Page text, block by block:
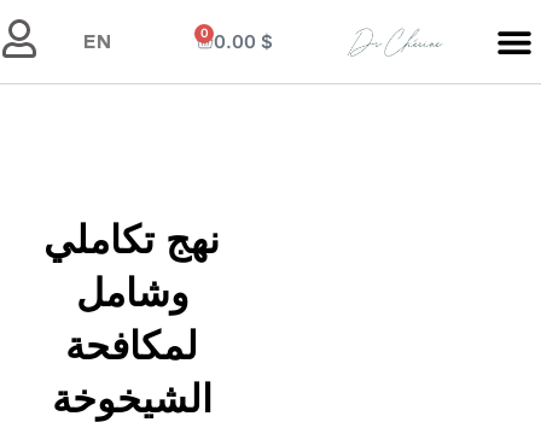
0.00 $
0
EN
نهج تكاملي
وشامل
لمكافحة
الشيخوخة